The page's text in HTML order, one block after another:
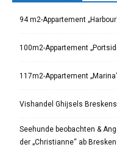
94 m2-Appartement
100m2-Appartement
117m2-Appartement
Vishandel Ghijsels Breskens
Seehunde beobachten &
der „Christianne“ ab